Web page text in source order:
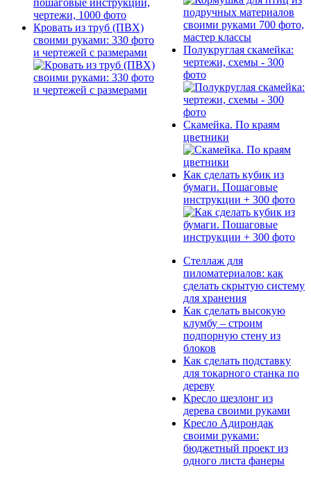
Кровать из труб (ПВХ)
своими руками: 330 фото
и чертежей с размерами
Полукруглая скамейка:
чертежи, схемы - 300
фото
Скамейка. По краям
цветники
Как сделать кубик из
бумаги. Пошаговые
инструкции + 300 фото
Стеллаж для
пиломатериалов: как
сделать скрытую систему
для хранения
Как сделать высокую
клумбу – строим
подпорную стену из
блоков
Как сделать подставку
для токарного станка по
дереву
Кресло шезлонг из
дерева своими руками
Кресло Адирондак
своими руками:
бюджетный проект из
одного листа фанеры